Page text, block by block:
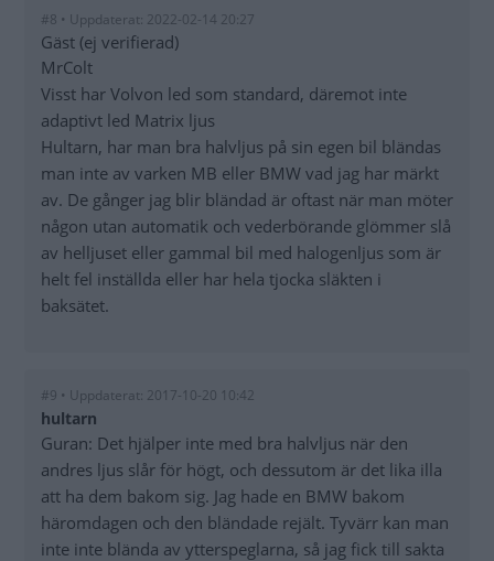
#8 • Uppdaterat: 2022-02-14 20:27
Gäst (ej verifierad)
MrColt
Visst har Volvon led som standard, däremot inte
adaptivt led Matrix ljus
Hultarn, har man bra halvljus på sin egen bil bländas
man inte av varken MB eller BMW vad jag har märkt
av. De gånger jag blir bländad är oftast när man möter
någon utan automatik och vederbörande glömmer slå
av helljuset eller gammal bil med halogenljus som är
helt fel inställda eller har hela tjocka släkten i
baksätet.
#9 • Uppdaterat: 2017-10-20 10:42
hultarn
Guran: Det hjälper inte med bra halvljus när den
andres ljus slår för högt, och dessutom är det lika illa
att ha dem bakom sig. Jag hade en BMW bakom
häromdagen och den bländade rejält. Tyvärr kan man
inte inte blända av ytterspeglarna, så jag fick till sakta